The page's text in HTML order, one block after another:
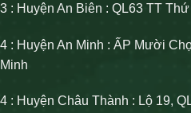
3 : Huyện An Biên : QL63 TT
4 : Huyện An Minh : ẤP Mười
Minh
4 : Huyện Châu Thành : Lộ 19,